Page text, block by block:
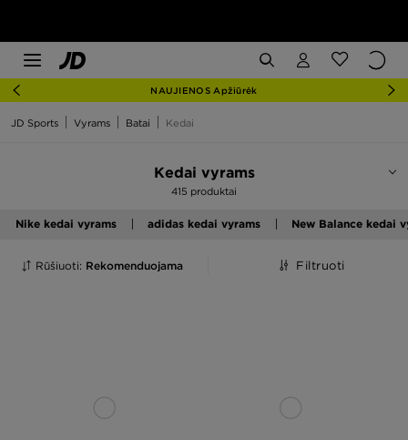
NAUJIENOS Apžiūrėk
JD Sports Vyrams Batai Kedai
Kedai vyrams
415 produktai
Nike kedai vyrams adidas kedai vyrams New Balance kedai
Rūšiuoti: Rekomenduojama Filtruoti